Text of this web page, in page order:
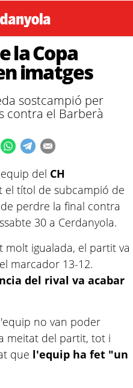
la Copa
imatges
sostcampió per
contra el Barberà
del CH
el títol de subcampió de
perdre la final contra
30 a Cerdanyola.
igualada, el partit va
marcador 13-12.
del rival va acabar
no van poder
meitat del partit, tot i
que l'equip ha fet "un